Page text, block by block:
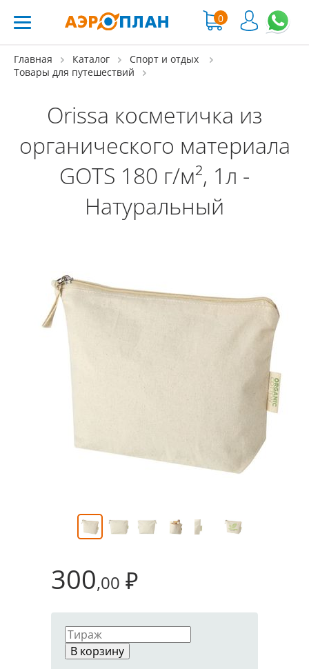
0
Главная Каталог
Спорт и отдых
Товары для путешествий
Orissa косметичка из
органического материала
GOTS 180 г/м², 1л -
Натуральный
300,00 ₽
В корзину